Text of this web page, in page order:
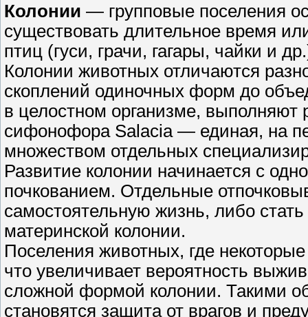
Колонии — групповые поселения
существовать длительное время
птиц (гуси, грачи, гагары, чайки и
Колонии животных отличаются
скоплений одиночных форм до
в целостном организме,
сифонофора Salacia — единая, на
множеством отдельных
Развитие колонии начинается с
почкованием. Отдельные
самостоятельную жизнь, либо
материнской колонии.
Поселения животных, где
что увеличивает вероятность
сложной формой колонии. Такими
становятся защита от врагов и